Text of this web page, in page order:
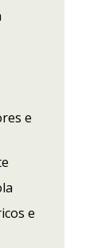
e
e